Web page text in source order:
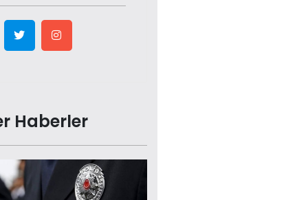
Haberler